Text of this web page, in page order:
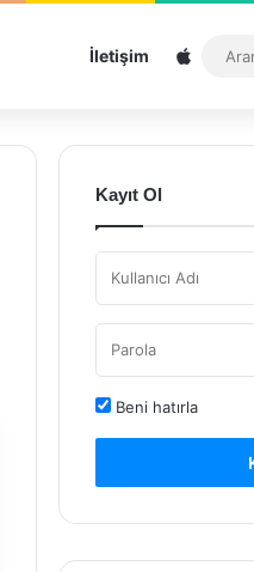
İletişim
Kayıt Ol
Beni hatırla